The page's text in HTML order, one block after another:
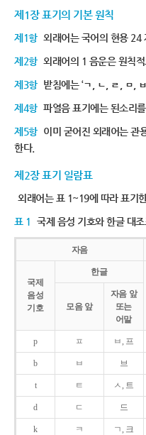
제1장 표기의 기본 원칙
제1항 외래어는 국어의 현용 24
제2항 외래어의 1 음운은 원칙
제3항 받침에는 ‘ㄱ, ㄴ, ㄹ, ㅁ,
제4항 파열음 표기에는 된소리
제5항 이미 굳어진 외래어는 관
한다.
제2장 표기 일람표
외래어는 표 1~19에 따라 표기
표 1 국제 음성 기호와 한글 대
자음
국제
음성
기호
한글
모음 앞
자음 앞
또는
어말
p ㅍ ㅂ, 프
b ㅂ 브
t ㅌ ㅅ, 트
d ㄷ 드
k ㅋ ㄱ, 크